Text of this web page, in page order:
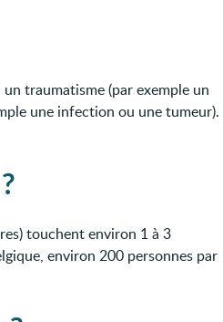
traumatisme (par exemple un
une infection ou une tumeur).
touchent environ 1 à 3
environ 200 personnes par